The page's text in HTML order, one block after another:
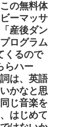
の無料体
ーマッサ
産後ダン
ログラム
くるので
らハー
は、英語
かなと思
じ音楽を
はじめて